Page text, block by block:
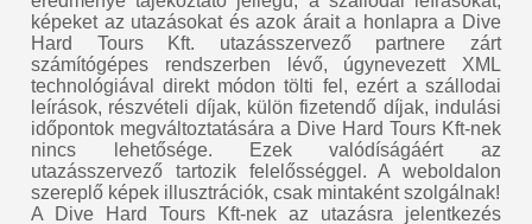
képeket az utazásokat és azok árait a honlapra a Dive
Hard Tours Kft. utazásszervező partnere zárt
számítógépes rendszerben lévő, úgynevezett XML
technológiával direkt módon tölti fel, ezért a szállodai
leírások, részvételi díjak, külön fizetendő díjak, indulási
időpontok megváltoztatására a Dive Hard Tours Kft-nek
nincs lehetősége. Ezek valódíságáért az
utazásszervező tartozik felelősséggel. A weboldalon
szereplő képek illusztrációk, csak mintaként szolgálnak!
A Dive Hard Tours Kft-nek az utazásra jelentkezés